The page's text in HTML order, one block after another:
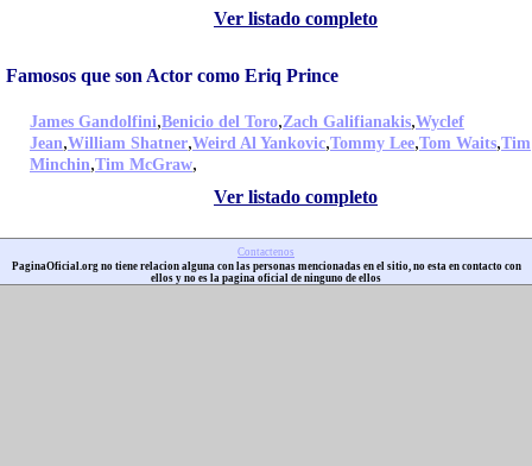
Ver listado completo
Famosos que son Actor como Eriq Prince
James Gandolfini,Benicio del Toro,Zach Galifianakis,Wyclef
Jean,William Shatner,Weird Al Yankovic,Tommy Lee,Tom Waits,Tim
Minchin,Tim McGraw,
Ver listado completo
Contactenos
PaginaOficial.org no tiene relacion alguna con las personas mencionadas en el sitio, no esta en contacto con
ellos y no es la pagina oficial de ninguno de ellos